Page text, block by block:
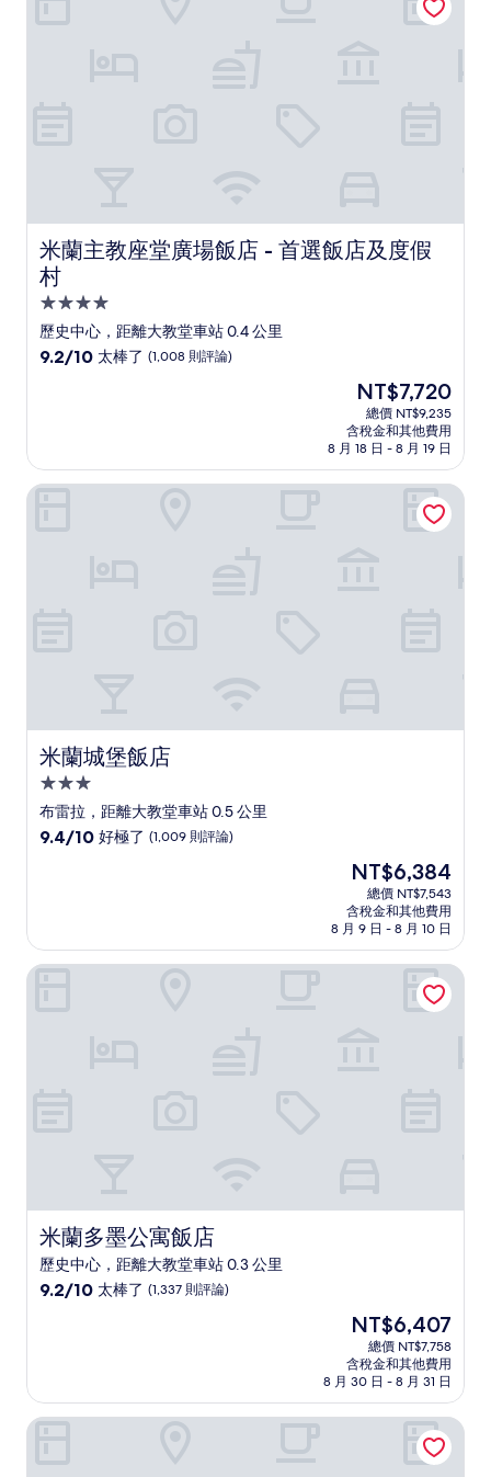
米蘭主教座堂廣場飯店 - 首選飯店及度假
村
米蘭主教座堂廣場飯店 - 首選飯店及度假村
4.0
星
級
歷史中心，距離大教堂車站 0.4 公里
9.2
太
棒
9.2/10 太棒了 (1,008 則評論)
現
在
價
格
為
NT$7,720
NT$7,720
總價 NT$9,235
含稅金和其他費用
8 月 18 日 - 8 月 19 日
米蘭城堡飯店
米蘭城堡飯店
3.0
星
級
布雷拉，距離大教堂車站 0.5 公里
9.4
好
極
9.4/10 好極了 (1,009 則評論)
現
價
格
為
NT$6,384
NT$6,384
總價 NT$7,543
含稅金和其他費用
8 月 9 日 - 8 月 10 日
米蘭城堡飯店
米蘭多墨公寓飯店
米蘭多墨公寓飯店
歷史中心，距離大教堂車站 0.3 公里
9.2
太
棒
9.2/10 太棒了 (1,337 則評論)
現
價
格
為
NT$6,407
NT$6,407
總價 NT$7,758
含稅金和其他費用
8 月 30 日 - 8 月 31 日
米蘭多墨公寓飯店
大教堂米蘭渡假屋